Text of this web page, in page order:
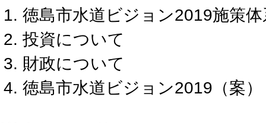
徳島市水道ビジョン2019施策
投資について
財政について
徳島市水道ビジョン2019（案）